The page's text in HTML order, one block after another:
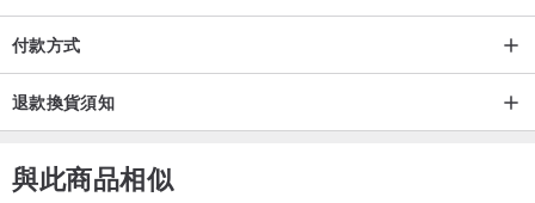
付款方式
退款換貨須知
與此商品相似